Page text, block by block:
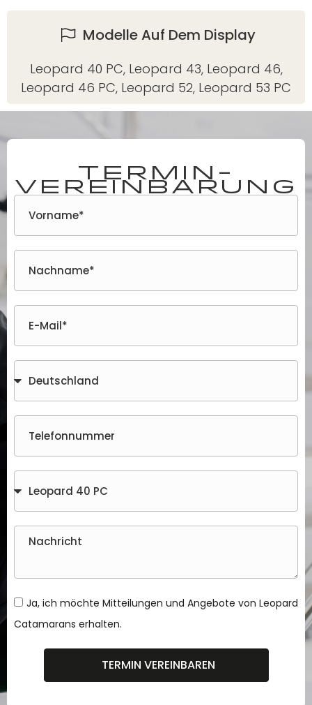
Modelle Auf Dem Display
Leopard 40 PC, Leopard 43, Leopard 46,
Leopard 46 PC, Leopard 52, Leopard 53 PC
TERMIN-
VEREINBARUNG
Ja, ich möchte Mitteilungen und Angebote von Leopard
Catamarans erhalten.
TERMIN VEREINBAREN